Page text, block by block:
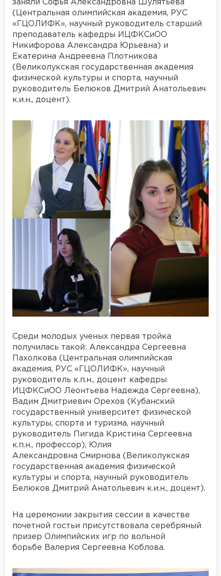
заняли Софья Александровна Шулятьева
(Центральная олимпийская академия, РУС
«ГЦОЛИФК», научный руководитель старший
преподаватель кафедры ИЦФКСиОО
Никифорова Александра Юрьевна) и
Екатерина Андреевна Плотникова
(Великолукская государственная академия
физической культуры и спорта, научный
руководитель Белюков Дмитрий Анатольевич
к.и.н., доцент).
Среди молодых ученых первая тройка
получилась такой: Александра Сергеевна
Пахолкова (Центральная олимпийская
академия, РУС «ГЦОЛИФК», научный
руководитель к.п.н., доцент кафедры
ИЦФКСиОО Леонтьева Надежда Сергеевна),
Вадим Дмитриевич Орехов (Кубанский
государственный университет физической
культуры, спорта и туризма, научный
руководитель Пигида Кристина Сергеевна
к.п.н., профессор), Юлия
Александровна Смирнова (Великолукская
государственная академия физической
культуры и спорта, научный руководитель
Белюков Дмитрий Анатольевич к.и.н., доцент).
На церемонии закрытия сессии в качестве
почетной гостьи присутствовала серебряный
призер Олимпийских игр по вольной
борьбе Валерия Сергеевна Коблова.